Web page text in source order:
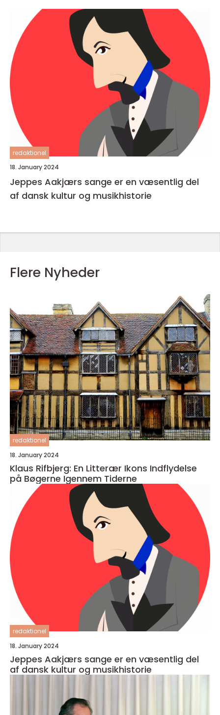
redaktionel
18. January 2024
Jeppes Aakjærs sange er en væsentlig del
af dansk kultur og musikhistorie
Flere Nyheder
redaktionel
18. January 2024
Klaus Rifbjerg: En Litterær Ikons Indflydelse
på Bøgerne Igennem Tiderne
redaktionel
18. January 2024
Jeppes Aakjærs sange er en væsentlig del
af dansk kultur og musikhistorie